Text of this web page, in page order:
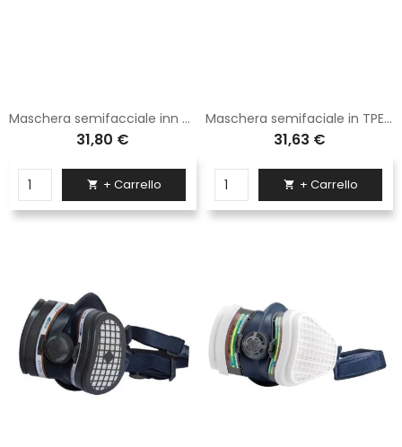
Maschera semifacciale inn TPE fornita con 2 filtri di colore blu
31,80 €
 + Carrello
Maschera semifaciale in TPE fornita con 2 filtri P3 di colore blu
31,63 €
 + Carrello